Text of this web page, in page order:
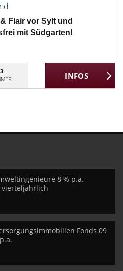
Flair vor Sylt und
mit Südgarten!
3
8 % p.a.
Fonds 09